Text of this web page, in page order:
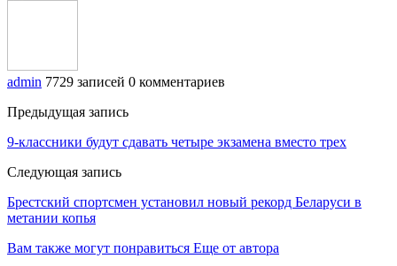
admin 7729 записей 0 комментариев
Предыдущая запись
9-классники будут сдавать четыре экзамена вместо трех
Следующая запись
Брестский спортсмен установил новый рекорд Беларуси в
метании копья
Вам также могут понравиться Еще от автора